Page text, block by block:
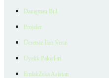
Danışman Bul
Projeler
Ücretsiz İlan Verin
Üyelik Paketleri
EmlakZeka Asistan